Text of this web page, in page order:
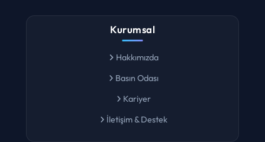
Kurumsal